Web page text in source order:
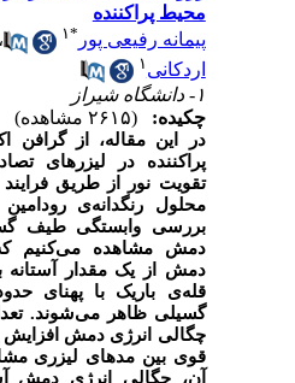
محیط پراکننده
پیمانه رفیعی پور
۱ ،
اردکانی
چکیده:
در این مقاله، از گرافن
پراکننده در لیزرهای
تقویت نور از طریق
محلول رنگدانه‌ی رودامینB
بررسی وابستگی طیف
دمش مشاهده می‌کنیم که
دمش از یک مقدار آستانه
گسیلی ظاهر می‌شوند. تعداد
چگالی انرژی دمش افزایش
قوی بین مدهای لیزری
آن، چگالی انرژی دمش